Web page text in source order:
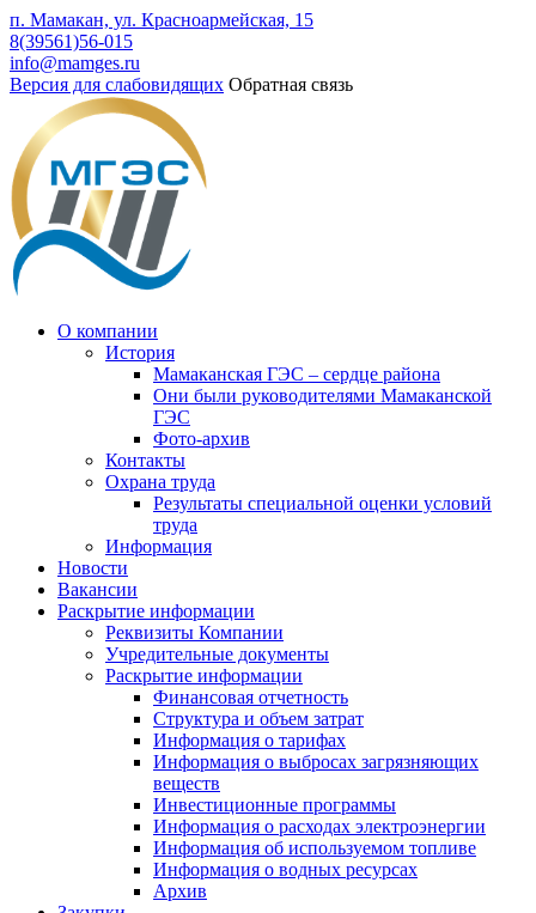
п. Мамакан, ул. Красноармейская, 15
8(39561)56-015
info@mamges.ru
Версия для слабовидящих Обратная связь
О компании
История
Мамаканская ГЭС – сердце района
Они были руководителями Мамаканской
ГЭС
Фото-архив
Контакты
Охрана труда
Результаты специальной оценки условий
труда
Информация
Новости
Вакансии
Раскрытие информации
Реквизиты Компании
Учредительные документы
Раскрытие информации
Финансовая отчетность
Структура и объем затрат
Информация о тарифах
Информация о выбросах загрязняющих
веществ
Инвестиционные программы
Информация о расходах электроэнергии
Информация об используемом топливе
Информация о водных ресурсах
Архив